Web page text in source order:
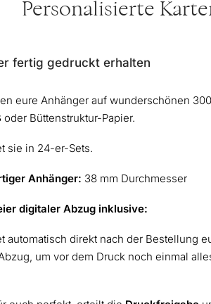
Personalisierte
fertig gedruckt erhalten
eure Anhänger auf wunderschönen
Büttenstruktur-Papier.
sie in 24-er-Sets.
Anhänger: 38 mm Durchmesser
digitaler Abzug inklusive:
automatisch direkt nach der Bestellung
um vor dem Druck noch einmal